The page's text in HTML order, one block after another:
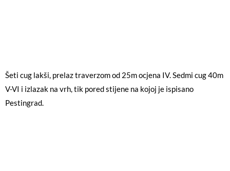
Šeti cug lakši, prelaz traverzom od 25m ocjena IV. Sedmi cug 40m
V-VI i izlazak na vrh, tik pored stijene na kojoj je ispisano
Pestingrad.